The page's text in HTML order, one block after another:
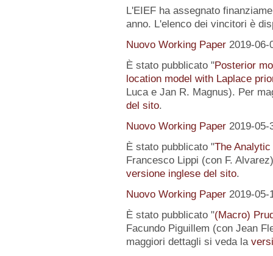
L'EIEF ha assegnato
anno. L'elenco dei vincitori è
Nuovo Working Paper 2019-06-
È stato pubblicato "Posterior
location model with Laplace
Luca e Jan R. Magnus). Per
del sito.
Nuovo Working Paper 2019-05-
È stato pubblicato "The
Francesco Lippi (con F.
versione inglese del sito.
Nuovo Working Paper 2019-05-
È stato pubblicato "(Macro)
Facundo Piguillem (con Jean
maggiori dettagli si veda la